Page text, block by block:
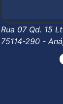
Rua 07 Qd. 15
75114-290 -